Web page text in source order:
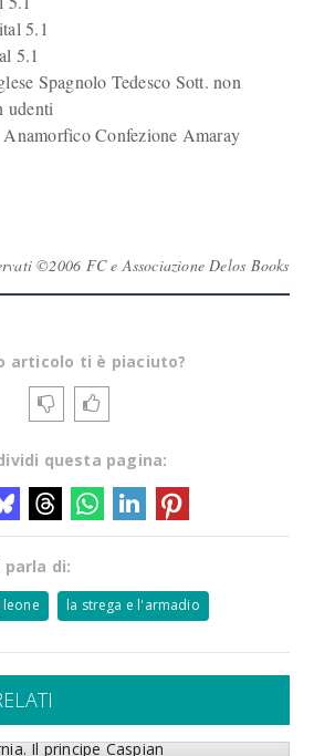
5.1
5.1
Spagnolo Tedesco Sott. non
udenti
Confezione Amaray
©2006 FC e Associazione Delos Books
articolo ti è piaciuto?
questa pagina:
di:
la strega e l'armadio